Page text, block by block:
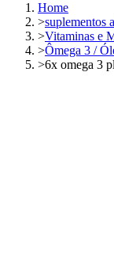
Home
>suplementos
>Vitaminas e
>Ômega 3 /
>6x omega 3